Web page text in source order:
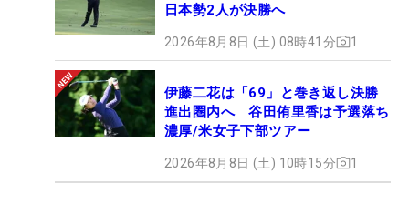
日本勢2人が決勝へ
2026年8月8日 (土) 08時41分 1
伊藤二花は「69」と巻き返し決勝
進出圏内へ 谷田侑里香は予選落ち
濃厚/米女子下部ツアー
2026年8月8日 (土) 10時15分 1